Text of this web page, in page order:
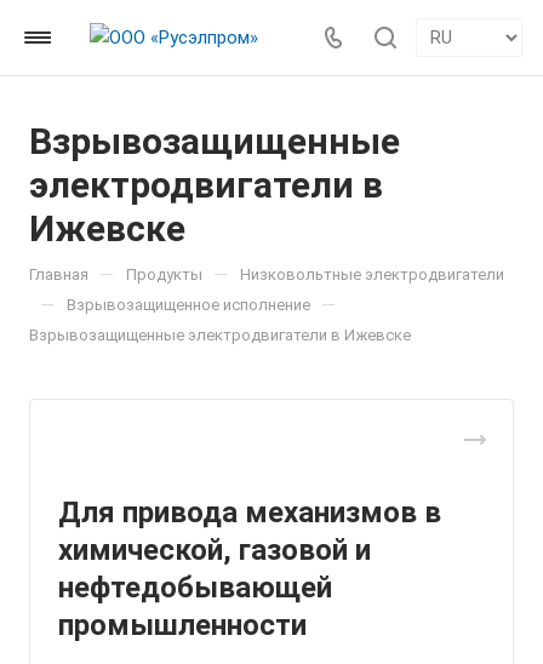
Взрывозащищенные
электродвигатели в
Ижевске
Главная — Продукты — Низковольтные электродвигатели
— Взрывозащищенное исполнение —
Взрывозащищенные электродвигатели в Ижевске
Для привода механизмов в
химической, газовой и
нефтедобывающей
промышленности